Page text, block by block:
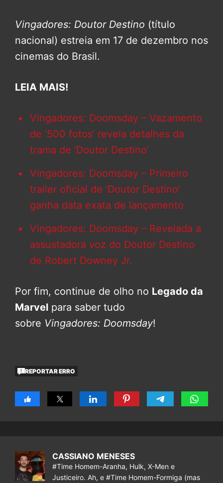
Vingadores: Doutor Destino (título
nacional) estreia em 17 de dezembro nos
cinemas do Brasil.
LEIA MAIS!
Vingadores: Doomsday – Vazamento
de ‘500 fotos’ revela detalhes da
trama de ‘Doutor Destino’
Vingadores: Doomsday – Primeiro
trailer oficial de ‘Doutor Destino’
ganha data exata de lançamento
Vingadores: Doomsday – Revelada a
assustadora voz do Doutor Destino
de Robert Downey Jr.
Por fim, continue de olho no Legado da
Marvel para saber tudo
sobre Vingadores: Doomsday!
REPORTAR ERRO
CASSIANO MENESES
#Time Homem-Aranha, Hulk, X-Men e
Justiceiro. Ah, e #Time Homem-Formiga (mas